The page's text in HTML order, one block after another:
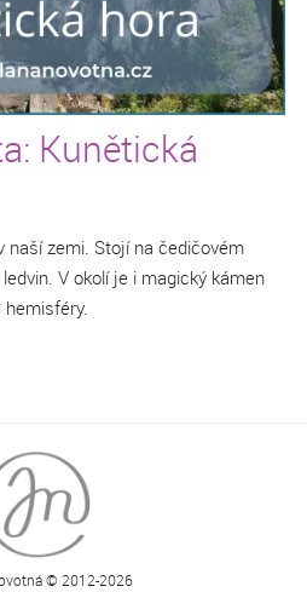
Kunětická
zemi. Stojí na čedičovém
V okolí je i magický kámen
© 2012-2026